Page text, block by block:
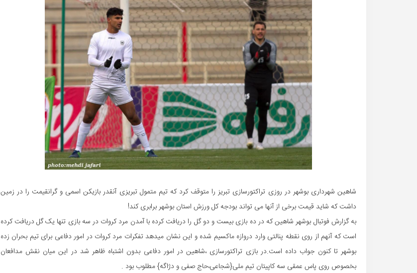
شاهین شهرداری بوشهر در روزی تراکتورسازی تبریز را متوقف کرد که تیم متمول تبریزی آنقدر بازیکن اسمی و گرانقیمت را در زمین
داشت که شاید قیمت برخی از آنها می تواند بودجه کل ورزش استان بوشهر برابری کند!
به گزارش فوتبال بوشهر شاهین که در ده بازی بیست و دو گل را دریافت کرده با آمدن مرد کروات در سه بازی تنها یک گل دریافت کرده
است که آنهم از روی نقطه پنالتی وارد دروازه ماکسیم شده و این نشان میدهد تفکرات مرد کروات در امور دفاعی برای تیم بحران زده
بوشهر تا کنون جواب داده است.در بازی تراکتورسازی ،شاهین در امور دفاعی بدون اشتباه ظاهر شد در این میان نقش مدافعان
بخصوص روی پاس عمقی سه کاپیتان تیم ملی{شجاعی،حاج صفی و دژاگه} مطلوب بود .